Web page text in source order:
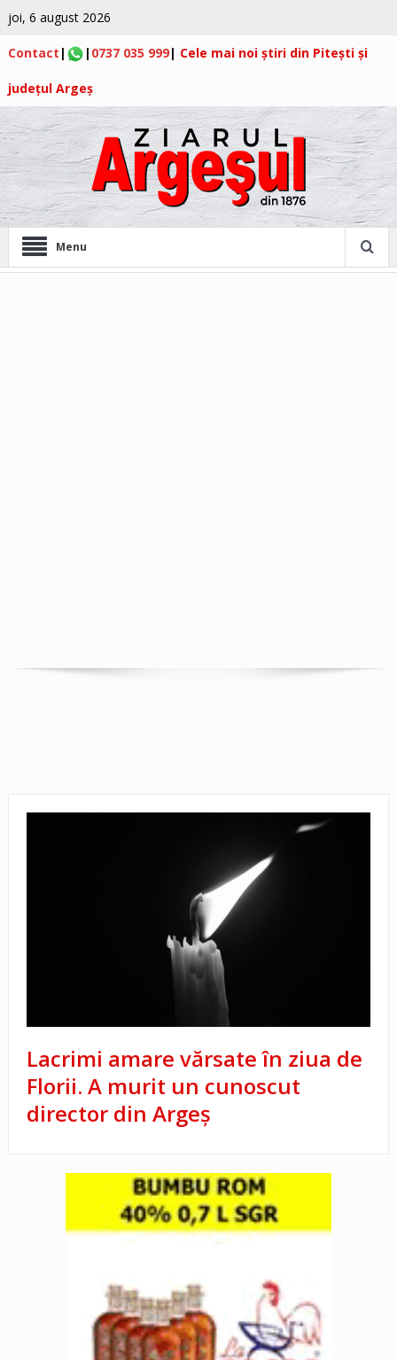
joi, 6 august 2026
Contact | | 0737 035 999| Cele mai noi știri din Pitești și
județul Argeș
Menu
Lacrimi amare vărsate în ziua de
Florii. A murit un cunoscut
director din Argeș